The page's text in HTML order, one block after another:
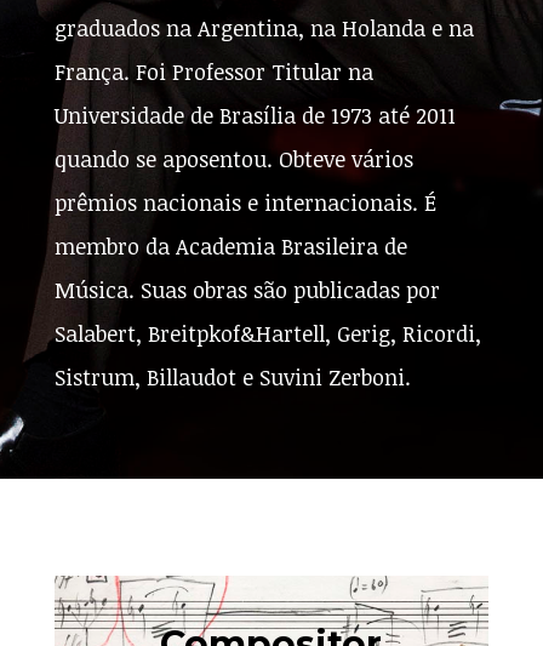
graduados na Argentina, na Holanda e na
França. Foi Professor Titular na
Universidade de Brasília de 1973 até 2011
quando se aposentou. Obteve vários
prêmios nacionais e internacionais. É
membro da Academia Brasileira de
Música. Suas obras são publicadas por
Salabert, Breitpkof&Hartell, Gerig, Ricordi,
Sistrum, Billaudot e Suvini Zerboni.